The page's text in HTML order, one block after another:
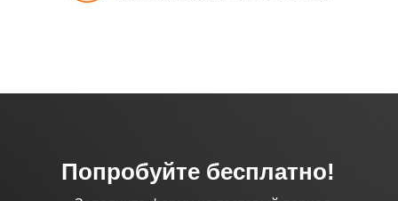
Попробуйте бесплатно!